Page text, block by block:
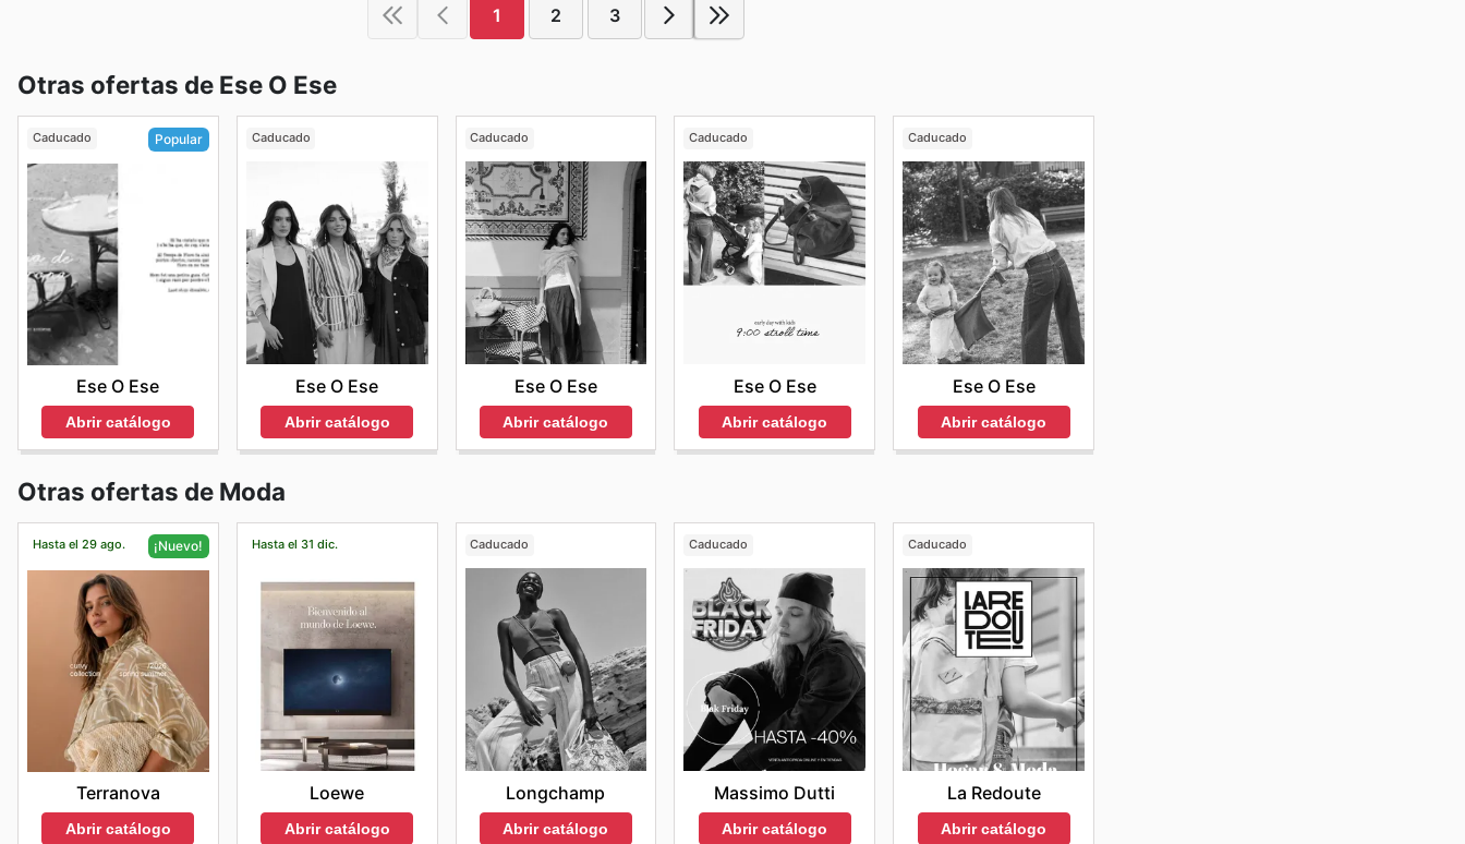
1 2 3
Otras ofertas de Ese O Ese
Caducado Popular
Ese O Ese
Abrir catálogo
Caducado
Ese O Ese
Abrir catálogo
Caducado
Ese O Ese
Abrir catálogo
Caducado
Ese O Ese
Abrir catálogo
Caducado
Ese O Ese
Abrir catálogo
Otras ofertas de Moda
Hasta el 29 ago. ¡Nuevo!
Terranova
Abrir catálogo
Hasta el 31 dic.
Loewe
Abrir catálogo
Caducado
Longchamp
Abrir catálogo
Caducado
Massimo Dutti
Abrir catálogo
Caducado
La Redoute
Abrir catálogo